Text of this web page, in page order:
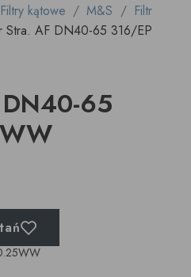
Filtry kątowe M&S
Filtr
Stra. AF DN40-65 316/EP
65